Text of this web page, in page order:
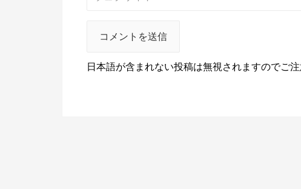
日本語が含まれない投稿は無視されますのでご